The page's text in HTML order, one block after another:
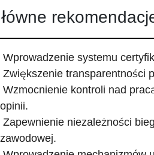
Wprowadzenie systemu
Zwiększenie transparentności
Wzmocnienie kontroli nad
opinii.
Zapewnienie niezależności
zawodowej.